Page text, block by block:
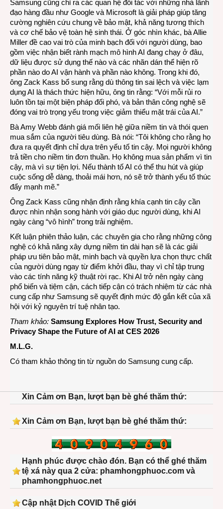
Samsung cũng chỉ ra các quan hệ đối tác với những nhà lãnh
đạo hàng đầu như Google và Microsoft là giải pháp giúp tăng
cường nghiên cứu chung về bảo mật, khả năng tương thích
và cơ chế bảo vệ toàn hệ sinh thái. Ở góc nhìn khác, bà Allie
Miller đề cao vai trò của minh bạch đối với người dùng, bao
gồm việc nhận biết rành mạch mô hình AI đang chạy ở đâu,
dữ liệu được sử dụng thế nào và các nhãn dán thể hiện rõ
phần nào do AI vận hành và phần nào không. Trong khi đó,
ông Zack Kass bổ sung rằng dù thông tin sai lệch và việc lạm
dụng AI là thách thức hiện hữu, ông tin rằng: “Với mỗi rủi ro
luôn tồn tại một biện pháp đối phó, và bản thân công nghệ sẽ
đóng vai trò trọng yếu trong việc giảm thiểu mặt trái của AI.”
Bà Amy Webb đánh giá mối liên hệ giữa niềm tin và thói quen
mua sắm của người tiêu dùng. Bà nói: “Tôi không cho rằng họ
đưa ra quyết định chỉ dựa trên yếu tố tin cậy. Mọi người không
trả tiền cho niềm tin đơn thuần. Họ không mua sản phẩm vì tin
cậy, mà vì sự tiện lợi. Nếu thành tố AI có thể thu hút và giúp
cuộc sống dễ dàng, thoải mái hơn, nó sẽ trở thành yếu tố thúc
đẩy mạnh mẽ.”
Ông Zack Kass cũng nhận định rằng khía cạnh tin cậy cần
được nhìn nhận song hành với giáo dục người dùng, khi AI
ngày càng “vô hình” trong trải nghiệm.
Kết luận phiên thảo luận, các chuyên gia cho rằng những công
nghệ có khả năng xây dựng niềm tin dài hạn sẽ là các giải
pháp ưu tiên bảo mật, minh bạch và quyền lựa chọn thực chất
của người dùng ngay từ điểm khởi đầu, thay vì chỉ tập trung
vào các tính năng kỹ thuật rời rạc. Khi AI trở nên ngày càng
phổ biến và tiệm cận, cách tiếp cận có trách nhiệm từ các nhà
cung cấp như Samsung sẽ quyết định mức độ gắn kết của xã
hội với kỷ nguyên trí tuệ nhân tạo.
Tham khảo: Samsung Explores How Trust, Security and
Privacy Shape the Future of AI at CES 2026
M.L.G.
Có tham khảo thông tin từ nguồn do Samsung cung cấp.
Xin Cảm ơn Bạn, lượt bạn bè ghé thăm thứ:
Xin Cảm ơn Bạn, lượt bạn bè ghé thăm thứ:
Hạnh phúc được chào đón. Bạn có thể ghé thăm
tệ xá này qua 2 cửa: phamhongphuoc.com và
phamhongphuoc.net
Cập nhật Dịch COVID Thế giới